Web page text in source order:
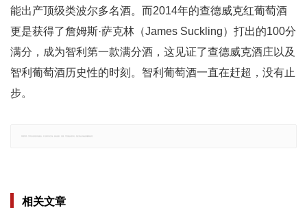
能出产顶级类波尔多名酒。而2014年的查德威克红葡萄酒
更是获得了詹姆斯·萨克林（James Suckling）打出的100分
满分，成为智利第一款满分酒，这见证了查德威克酒庄以及
智利葡萄酒历史性的时刻。智利葡萄酒一直在赶超，没有止
步。
相关文章